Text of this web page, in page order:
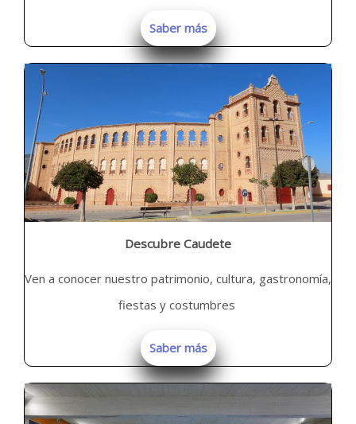
Saber más
Descubre Caudete
Ven a conocer nuestro patrimonio, cultura, gastronomía,
fiestas y costumbres
Saber más